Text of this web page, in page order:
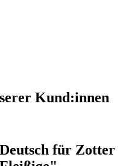
Kund:innen
für Zotter